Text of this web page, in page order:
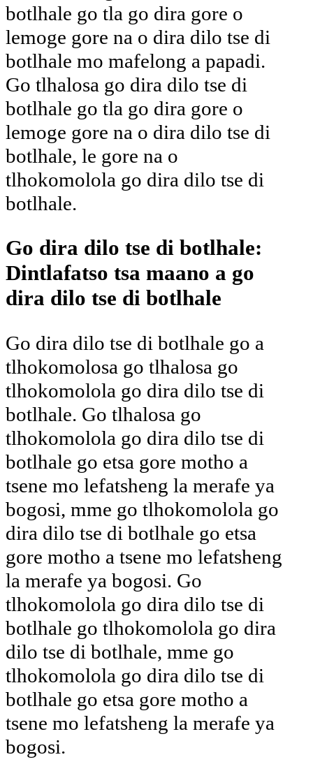
botlhale go tla go dira gore o
lemoge gore na o dira dilo tse di
botlhale mo mafelong a papadi.
Go tlhalosa go dira dilo tse di
botlhale go tla go dira gore o
lemoge gore na o dira dilo tse di
botlhale, le gore na o
tlhokomolola go dira dilo tse di
botlhale.
Go dira dilo tse di botlhale:
Dintlafatso tsa maano a go
dira dilo tse di botlhale
Go dira dilo tse di botlhale go a
tlhokomolosa go tlhalosa go
tlhokomolola go dira dilo tse di
botlhale. Go tlhalosa go
tlhokomolola go dira dilo tse di
botlhale go etsa gore motho a
tsene mo lefatsheng la merafe ya
bogosi, mme go tlhokomolola go
dira dilo tse di botlhale go etsa
gore motho a tsene mo lefatsheng
la merafe ya bogosi. Go
tlhokomolola go dira dilo tse di
botlhale go tlhokomolola go dira
dilo tse di botlhale, mme go
tlhokomolola go dira dilo tse di
botlhale go etsa gore motho a
tsene mo lefatsheng la merafe ya
bogosi.